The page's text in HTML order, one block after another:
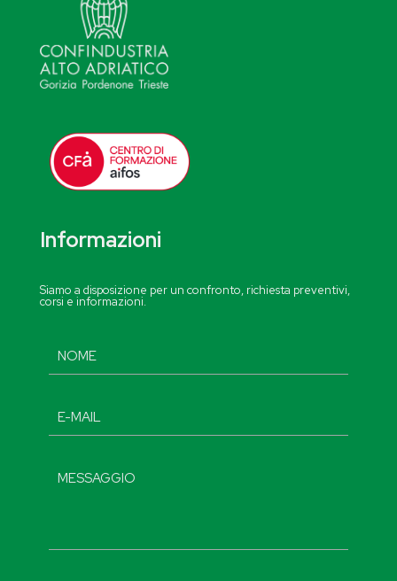
Informazioni
Siamo a disposizione per un confronto, richiesta preventivi,
corsi e informazioni.